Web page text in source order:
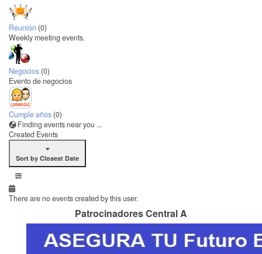
Reunión (0)
Weekly meeting events.
Negocios (0)
Evento de negocios
Cumple años (0)
Finding events near you ...
Created Events
Sort by Closest Date
There are no events created by this user.
Patrocinadores Central A